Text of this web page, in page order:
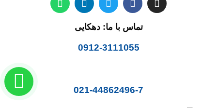
تماس با ما: دهکایی
0912-3111055
021-44862496-7